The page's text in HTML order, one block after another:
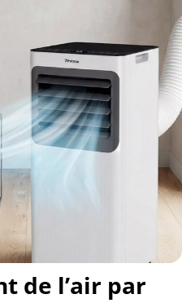
de l’air par